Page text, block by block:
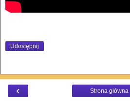
Udostępnij
‹ Strona główna